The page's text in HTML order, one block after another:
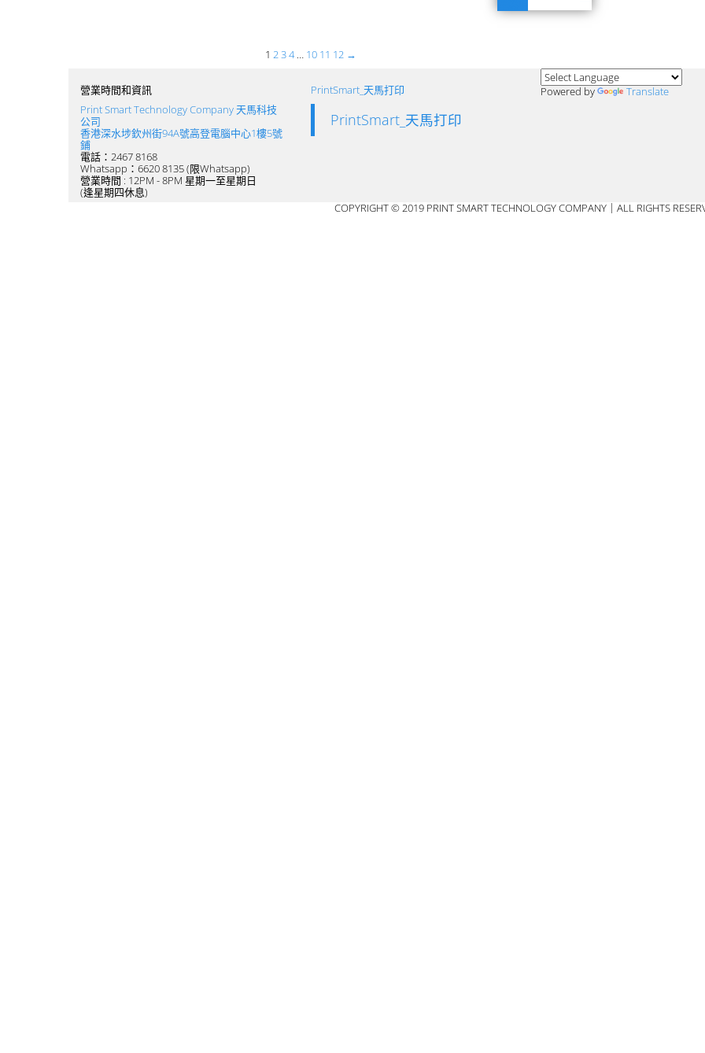
1 2 34 10 11 12 →
營業時間和資訊
Print Smart Technology Company 天馬科技
公司
香港深水埗欽州街94A號高登電腦中心1樓5號
鋪
電話：2467 8168
Whatsapp：6620 8135 (限Whatsapp)
營業時間 : 12PM - 8PM 星期一至星期日
(逢星期四休息)
PrintSmart_天馬打印
PrintSmart_天馬打印
Powered by Translate
COPYRIGHT © 2019 PRINT SMART TECHNOLOGY COMPANY｜ALL RIGHTS